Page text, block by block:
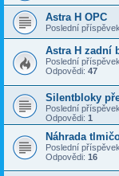
Astra H OPC
Poslední
Astra H zadní
Poslední
Odpovědi: 47
Silentbloky
Poslední
Odpovědi: 1
Náhrada
Poslední
Odpovědi: 16